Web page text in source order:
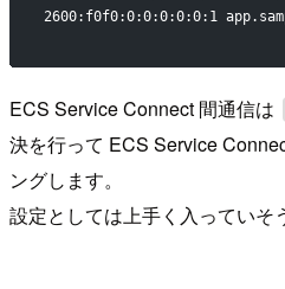
2600:f0f0:0:0:0:0:0:1
ECS Service Connect 間通信は
決を行って ECS Service
ングします。
設定としては上手く入っていそ